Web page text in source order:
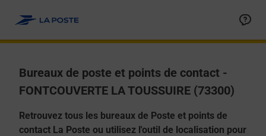
Bureaux de poste et points de contact -
FONTCOUVERTE LA TOUSSUIRE (73300)
Retrouvez tous les bureaux de Poste et points de
contact La Poste ou utilisez l'outil de localisation pour